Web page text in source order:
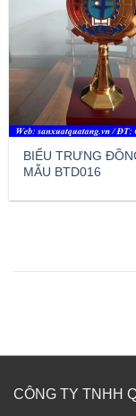
BIỂU TRƯNG
MẪU BTD016
CÔNG TY TNHH